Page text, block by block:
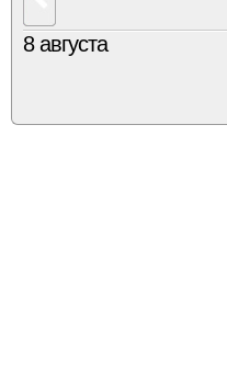
8 августа